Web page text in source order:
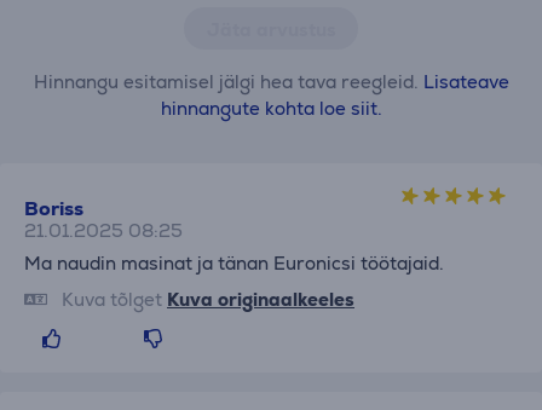
Hinnangu esitamisel jälgi hea tava reegleid. Lisateave
hinnangute kohta loe siit.
Boriss
21.01.2025 08:25
Ma naudin masinat ja tänan Euronicsi töötajaid.
Kuva tõlget Kuva originaalkeeles